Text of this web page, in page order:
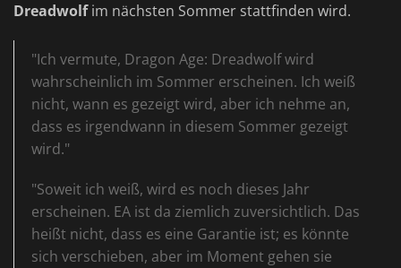
Dreadwolfim nächsten Sommer stattfinden wird.
"Ich vermute, Dragon Age: Dreadwolf wird
wahrscheinlich im Sommer erscheinen. Ich weiß
nicht, wann es gezeigt wird, aber ich nehme an,
dass es irgendwann in diesem Sommer gezeigt
wird."
"Soweit ich weiß, wird es noch dieses Jahr
erscheinen. EA ist da ziemlich zuversichtlich. Das
heißt nicht, dass es eine Garantie ist; es könnte
sich verschieben, aber im Moment gehen sie